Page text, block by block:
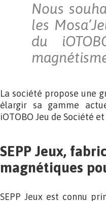
Nous
les
du
La société propose une
élargir sa gamme
iOTOBO Jeu de Société
SEPP Jeux,
magnétiques
SEPP Jeux est connu